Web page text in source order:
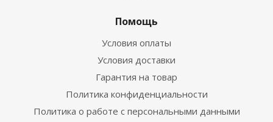
Помощь
Условия оплаты
Условия доставки
Гарантия на товар
Политика конфиденциальности
Политика о работе с персональными данными